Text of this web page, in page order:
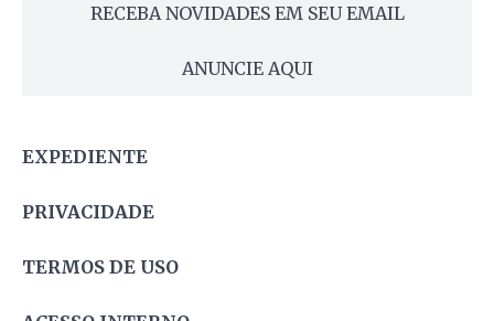
RECEBA NOVIDADES EM SEU EMAIL
ANUNCIE AQUI
EXPEDIENTE
PRIVACIDADE
TERMOS DE USO